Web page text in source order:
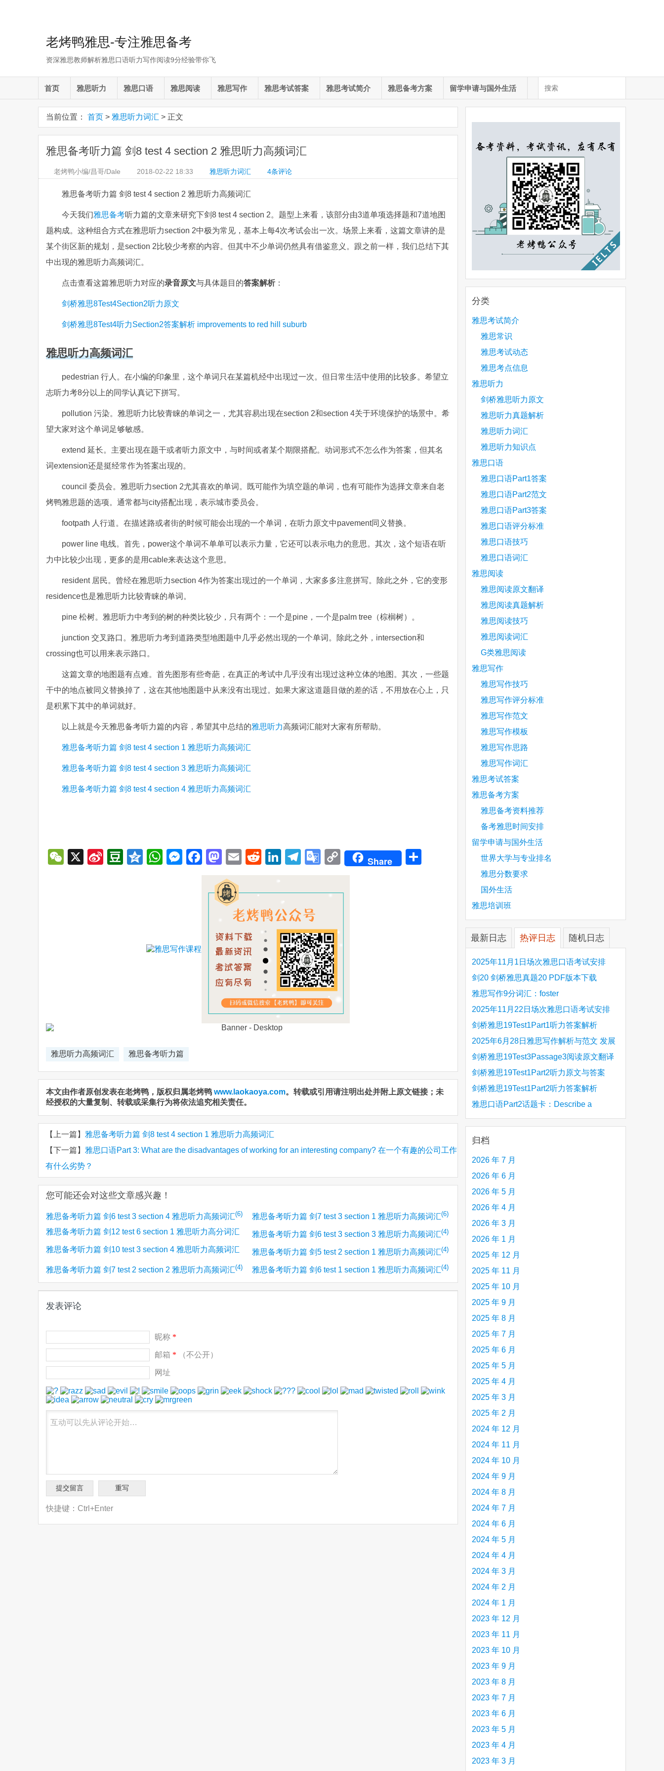
老烤鸭雅思-专注雅思备考
资深雅思教师解析雅思口语听力写作阅读9分经验带你飞
首页 雅思听力 雅思口语 雅思阅读 雅思写作 雅思考试答案 雅思考试简介 雅思备考方案 留学申请与国外生活
当前位置： 首页 > 雅思听力词汇 > 正文
雅思备考听力篇 剑8 test 4 section 2 雅思听力高频词汇
老烤鸭小编/昌哥/Dale 2018-02-22 18:33 雅思听力词汇 4条评论
雅思备考听力篇 剑8 test 4 section 2 雅思听力高频词汇
今天我们雅思备考听力篇的文章来研究下剑8 test 4 section 2。题型上来看，该部分由3道单项选择题和7道地图
题构成。这种组合方式在雅思听力section 2中极为常见，基本上每4次考试会出一次。场景上来看，这篇文章讲的是
某个街区新的规划，是section 2比较少考察的内容。但其中不少单词仍然具有借鉴意义。跟之前一样，我们总结下其
中出现的雅思听力高频词汇。
点击查看这篇雅思听力对应的录音原文与具体题目的答案解析：
剑桥雅思8Test4Section2听力原文
剑桥雅思8Test4听力Section2答案解析 improvements to red hill suburb
雅思听力高频词汇
pedestrian 行人。在小编的印象里，这个单词只在某篇机经中出现过一次。但日常生活中使用的比较多。希望立
志听力考8分以上的同学认真记下拼写。
pollution 污染。雅思听力比较青睐的单词之一，尤其容易出现在section 2和section 4关于环境保护的场景中。希
望大家对这个单词足够敏感。
extend 延长。主要出现在题干或者听力原文中，与时间或者某个期限搭配。动词形式不怎么作为答案，但其名
词extension还是挺经常作为答案出现的。
council 委员会。雅思听力section 2尤其喜欢的单词。既可能作为填空题的单词，也有可能作为选择文章来自老
烤鸭雅思题的选项。通常都与city搭配出现，表示城市委员会。
footpath 人行道。在描述路或者街的时候可能会出现的一个单词，在听力原文中pavement同义替换。
power line 电线。首先，power这个单词不单单可以表示力量，它还可以表示电力的意思。其次，这个短语在听
力中比较少出现，更多的是用cable来表达这个意思。
resident 居民。曾经在雅思听力section 4作为答案出现过的一个单词，大家多多注意拼写。除此之外，它的变形
residence也是雅思听力比较青睐的单词。
pine 松树。雅思听力中考到的树的种类比较少，只有两个：一个是pine，一个是palm tree（棕榈树）。
junction 交叉路口。雅思听力考到道路类型地图题中几乎必然出现的一个单词。除此之外，intersection和
crossing也可以用来表示路口。
这篇文章的地图题有点难。首先图形有些奇葩，在真正的考试中几乎没有出现过这种立体的地图。其次，一些题
干中的地点被同义替换掉了，这在其他地图题中从来没有出现过。如果大家这道题目做的差的话，不用放在心上，只
是积累下其中的单词就好。
以上就是今天雅思备考听力篇的内容，希望其中总结的雅思听力高频词汇能对大家有所帮助。
雅思备考听力篇 剑8 test 4 section 1 雅思听力高频词汇
雅思备考听力篇 剑8 test 4 section 3 雅思听力高频词汇
雅思备考听力篇 剑8 test 4 section 4 雅思听力高频词汇
WeChat
X
SinaDouban
QzoneWhatsApp
Messenger
Facebook
Mastodon
EmailRedditLinkedIn
Telegram
Google
CopyShare
雅思听力高频词汇 雅思备考听力篇
本文由作者原创发表在老烤鸭，版权归属老烤鸭 www.laokaoya.com。转载或引用请注明出处并附上原文链接；未
经授权的大量复制、转载或采集行为将依法追究相关责任。
【上一篇】 雅思备考听力篇 剑8 test 4 section 1 雅思听力高频词汇
【下一篇】 雅思口语Part 3: What are the disadvantages of working for an interesting company? 在一个有趣的公司工作
有什么劣势？
您可能还会对这些文章感兴趣！
雅思备考听力篇 剑6 test 3 section 4 雅思听力高频词汇(6) 雅思备考听力篇 剑7 test 3 section 1 雅思听力高频词汇(6)
雅思备考听力篇 剑12 test 6 section 1 雅思听力高分词汇
(5)
雅思备考听力篇 剑6 test 3 section 3 雅思听力高频词汇(4)
雅思备考听力篇 剑10 test 3 section 4 雅思听力高频词汇
(4)
雅思备考听力篇 剑5 test 2 section 1 雅思听力高频词汇(4)
雅思备考听力篇 剑7 test 2 section 2 雅思听力高频词汇(4) 雅思备考听力篇 剑6 test 1 section 1 雅思听力高频词汇(4)
发表评论
昵称 *
邮箱 * （不公开）
网址
快捷键：Ctrl+Enter
分类
雅思考试简介
雅思常识
雅思考试动态
雅思考点信息
雅思听力
剑桥雅思听力原文
雅思听力真题解析
雅思听力词汇
雅思听力知识点
雅思口语
雅思口语Part1答案
雅思口语Part2范文
雅思口语Part3答案
雅思口语评分标准
雅思口语技巧
雅思口语词汇
雅思阅读
雅思阅读原文翻译
雅思阅读真题解析
雅思阅读技巧
雅思阅读词汇
G类雅思阅读
雅思写作
雅思写作技巧
雅思写作评分标准
雅思写作范文
雅思写作模板
雅思写作思路
雅思写作词汇
雅思考试答案
雅思备考方案
雅思备考资料推荐
备考雅思时间安排
留学申请与国外生活
世界大学与专业排名
雅思分数要求
国外生活
雅思培训班
最新日志 热评日志 随机日志
2025年11月1日场次雅思口语考试安排
剑20 剑桥雅思真题20 PDF版本下载
雅思写作9分词汇：foster
2025年11月22日场次雅思口语考试安排
剑桥雅思19Test1Part1听力答案解析
Hinchingbrooke Country Park
2025年6月28日雅思写作解析与范文 发展
旅游业 手把手带你写高分范文
剑桥雅思19Test3Passage3阅读原文翻译
Is the era of artificial speech translation
upon us 人工智能语言翻译
剑桥雅思19Test1Part2听力原文与答案
Stanthorpe Twinning Association
剑桥雅思19Test1Part2听力答案解析
Stanthorpe Twinning Association
雅思口语Part2话题卡：Describe a
creative person (e.g. an artist, a musician,
etc.) you admire 钦佩的有创造力的人
归档
2026 年 7 月
2026 年 6 月
2026 年 5 月
2026 年 4 月
2026 年 3 月
2026 年 1 月
2025 年 12 月
2025 年 11 月
2025 年 10 月
2025 年 9 月
2025 年 8 月
2025 年 7 月
2025 年 6 月
2025 年 5 月
2025 年 4 月
2025 年 3 月
2025 年 2 月
2024 年 12 月
2024 年 11 月
2024 年 10 月
2024 年 9 月
2024 年 8 月
2024 年 7 月
2024 年 6 月
2024 年 5 月
2024 年 4 月
2024 年 3 月
2024 年 2 月
2024 年 1 月
2023 年 12 月
2023 年 11 月
2023 年 10 月
2023 年 9 月
2023 年 8 月
2023 年 7 月
2023 年 6 月
2023 年 5 月
2023 年 4 月
2023 年 3 月